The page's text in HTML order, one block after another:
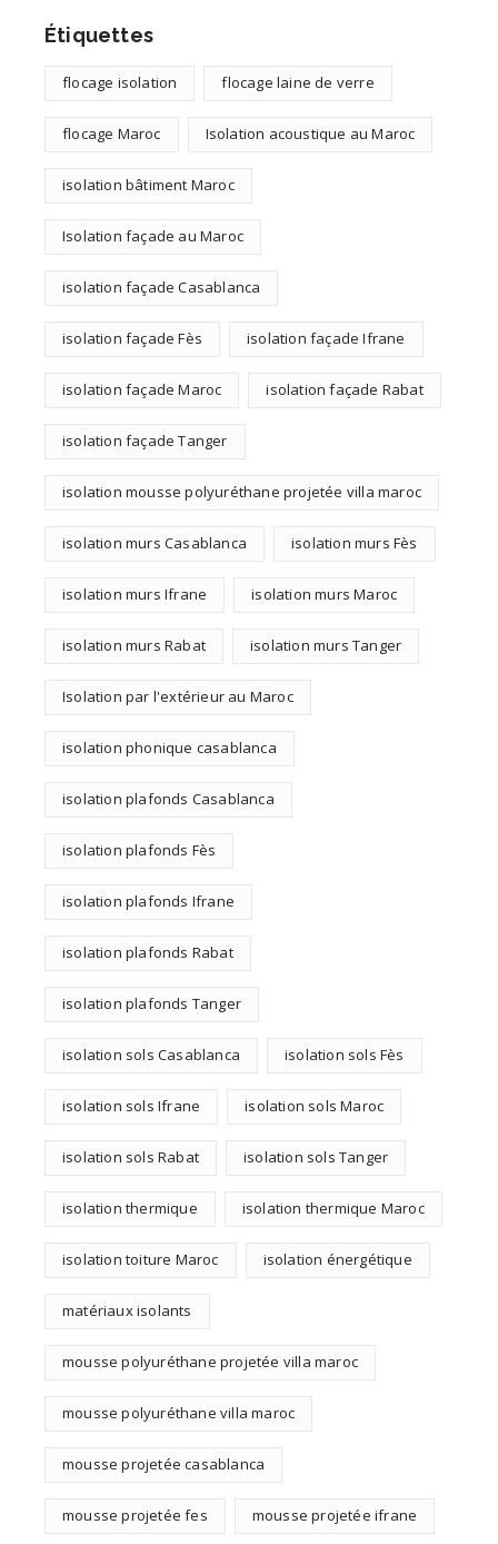
Étiquettes
flocage isolation flocage laine de verre
flocage Maroc Isolation acoustique au Maroc
isolation bâtiment Maroc
Isolation façade au Maroc
isolation façade Casablanca
isolation façade Fès isolation façade Ifrane
isolation façade Maroc isolation façade Rabat
isolation façade Tanger
isolation mousse polyuréthane projetée villa maroc
isolation murs Casablanca isolation murs Fès
isolation murs Ifrane isolation murs Maroc
isolation murs Rabat isolation murs Tanger
Isolation par l'extérieur au Maroc
isolation phonique casablanca
isolation plafonds Casablanca
isolation plafonds Fès
isolation plafonds Ifrane
isolation plafonds Rabat
isolation plafonds Tanger
isolation sols Casablanca isolation sols Fès
isolation sols Ifrane isolation sols Maroc
isolation sols Rabat isolation sols Tanger
isolation thermique isolation thermique Maroc
isolation toiture Maroc isolation énergétique
matériaux isolants
mousse polyuréthane projetée villa maroc
mousse polyuréthane villa maroc
mousse projetée casablanca
mousse projetée fes mousse projetée ifrane